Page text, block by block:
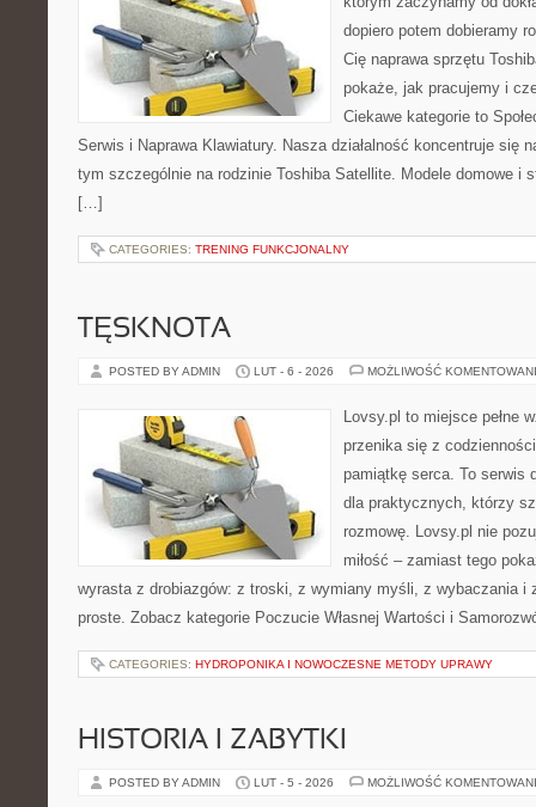
dopiero potem dobieramy
Cię naprawa sprzętu
pokaże, jak pracujemy i
Ciekawe kategorie to
Serwis i Naprawa Klawiatury. Nasza działalność koncentruje się
tym szczególnie na rodzinie Toshiba Satellite. Modele domowe i
[…]
CATEGORIES: TRENING FUNKCJONALNY
TĘSKNOTA
POSTED BY ADMIN LUT - 6 - 2026 MOŻLIWOŚĆ
Lovsy.pl to miejsce pełne
przenika się z
pamiątkę serca. To serwis
dla praktycznych, którzy
rozmowę. Lovsy.pl nie
miłość – zamiast tego
wyrasta z drobiazgów: z troski, z wymiany myśli, z wybaczania i
proste. Zobacz kategorie Poczucie Własnej Wartości i
CATEGORIES: HYDROPONIKA I NOWOCZESNE METODY UPRAWY
HISTORIA I ZABYTKI
POSTED BY ADMIN LUT - 5 - 2026 MOŻLIWOŚĆ